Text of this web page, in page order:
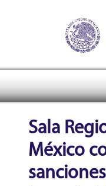
Tribunal
header
Sala
México